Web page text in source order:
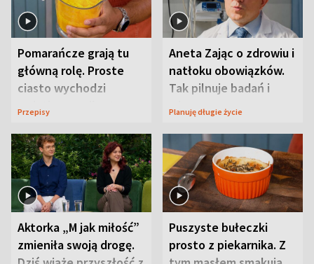
Pomarańcze grają tu
główną rolę. Proste
ciasto wychodzi
wyjątkowo wilgotne
Przepisy
Aneta Zając o zdrowiu i
natłoku obowiązków.
Tak pilnuje badań i
wizyt
Planuję długie życie
Aktorka „M jak miłość”
zmieniła swoją drogę.
Puszyste bułeczki
prosto z piekarnika. Z